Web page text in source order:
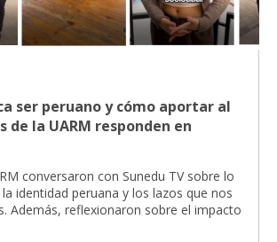
ser peruano y cómo aportar al
de la UARM responden en
conversaron con Sunedu TV sobre lo
identidad peruana y los lazos que nos
Además, reflexionaron sobre el impacto